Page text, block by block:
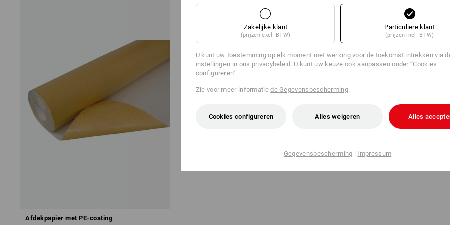
Afdekpapier met PE-coating
Zakelijke klant
(prijzen excl. BTW)
Particuliere klant
(prijzen incl. BTW)
U kunt uw toestemming op elk moment met werking voor de toekomst intrekken via
instellingen in ons privacybeleid. U kunt uw keuze ook aanpassen onder “Cookies
configureren”.
Zie voor meer informatiede Gegevensbescherming.
Cookies configureren Alles weigeren Alles
Gegevensbescherming | Impressum